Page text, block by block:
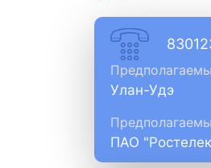
Улан-Удэ
ПАО